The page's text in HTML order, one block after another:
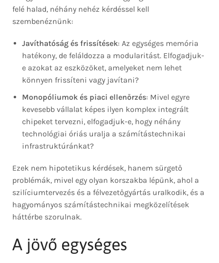
felé halad, néhány nehéz kérdéssel kell
szembenéznünk:
Javíthatóság és frissítések: Az egységes memória
hatékony, de feláldozza a modularitást. Elfogadjuk-
e azokat az eszközöket, amelyeket nem lehet
könnyen frissíteni vagy javítani?
Monopóliumok és piaci ellenőrzés: Mivel egyre
kevesebb vállalat képes ilyen komplex integrált
chipeket tervezni, elfogadjuk-e, hogy néhány
technológiai óriás uralja a számítástechnikai
infrastruktúránkat?
Ezek nem hipotetikus kérdések, hanem sürgető
problémák, mivel egy olyan korszakba lépünk, ahol a
szilíciumtervezés és a félvezetőgyártás uralkodik, és a
hagyományos számítástechnikai megközelítések
háttérbe szorulnak.
A jövő egységes